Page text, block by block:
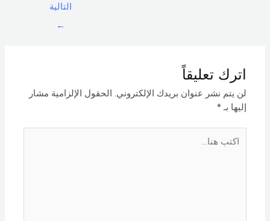
التالية
←
اترك تعليقاً
لن يتم نشر عنوان بريدك الإلكتروني. الحقول الإلزامية مشار
إليها بـ*
هنا...